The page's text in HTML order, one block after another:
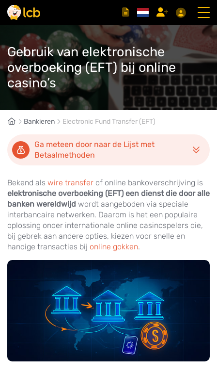
Gebruik van elektronische
overboeking (EFT) bij online
casino’s
Bankieren Electronic Fund Transfer (EFT)
Ga meteen door naar de Lijst met
Betaalmethoden
Bekend als wire transfer of online bankoverschrijving is
elektronische overboeking (EFT) een dienst die door alle
banken wereldwijd wordt aangeboden via speciale
interbancaire netwerken. Daarom is het een populaire
oplossing onder internationale online casinospelers die,
bij gebrek aan andere opties, kiezen voor snelle en
handige transacties bij online gokken.